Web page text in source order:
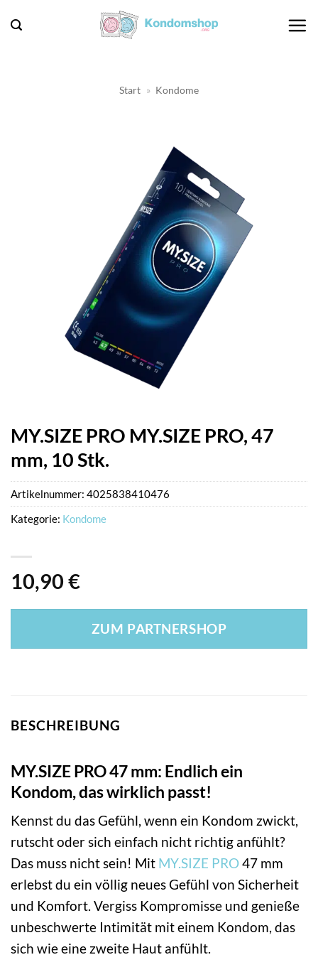
Inhalt
Start » Kondome
MY.SIZE PRO MY.SIZE PRO, 47
mm, 10 Stk.
10,90 €
ZUM PARTNERSHOP
Artikelnummer: 4025838410476
Kategorie: Kondome
BESCHREIBUNG
MY.SIZE PRO 47 mm: Endlich ein
Kondom, das wirklich passt!
Kennst du das Gefühl, wenn ein Kondom zwickt,
rutscht oder sich einfach nicht richtig anfühlt?
Das muss nicht sein! Mit MY.SIZE PRO47 mm
erlebst du ein völlig neues Gefühl von Sicherheit
und Komfort. Vergiss Kompromisse und genieße
unbeschwerte Intimität mit einem Kondom, das
sich wie eine zweite Haut anfühlt.